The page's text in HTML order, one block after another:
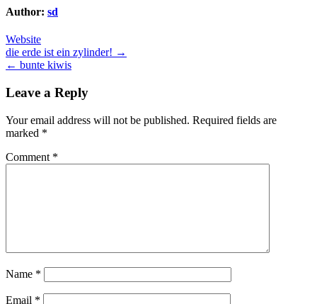
Author: sd
Website
Post
navigation
die erde ist ein zylinder! →
← bunte kiwis
Leave a Reply
Your email address will not be published. Required fields are
marked *
Comment *
Name *
Email *